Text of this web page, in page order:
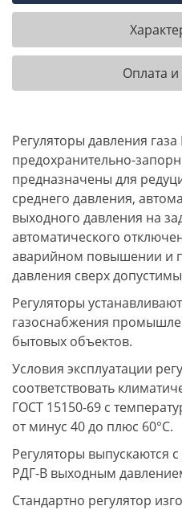
Оплата и
Регуляторы давления
предохранительно-
предназначены для
среднего давления,
выходного давления на
автоматического
аварийном повышении и
давления сверх
Регуляторы
газоснабжения
бытовых объектов.
Условия эксплуатации
соответствовать
ГОСТ 15150-69 с
от минус 40 до плюс 60°С.
Регуляторы выпускаются
РДГ-В выходным
Стандартно регулятор